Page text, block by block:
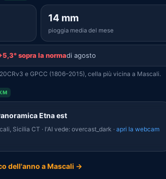
14 mm
pioggia media del mese
sopra la normadi agosto
e GPCC (1806–2015), cella più vicina a Mascali.
Etna est
Sicilia CT · l'AI vede: overcast_dark · apri la webcam
dell'anno a Mascali →